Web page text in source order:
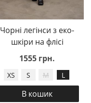
Чорні легінси з еко-
шкіри на флісі
1555 грн.
XS S M L
В кошик